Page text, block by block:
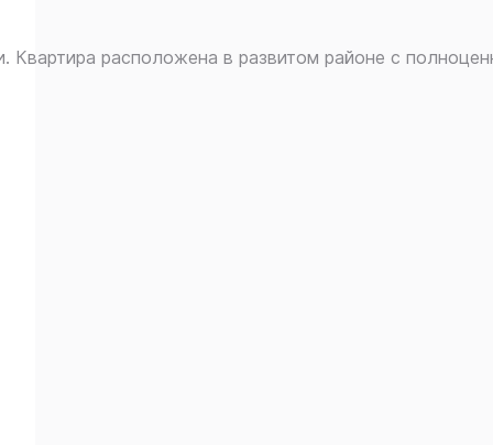
расположена в развитом районе с